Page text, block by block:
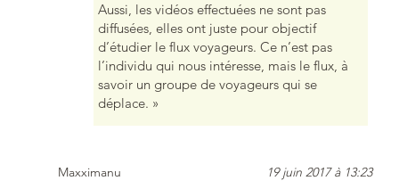
Aussi, les vidéos effectuées ne sont pas
diffusées, elles ont juste pour objectif
d’étudier le flux voyageurs. Ce n’est pas
l’individu qui nous intéresse, mais le flux, à
savoir un groupe de voyageurs qui se
déplace. »
Maxximanu 19 juin 2017 à 13:23